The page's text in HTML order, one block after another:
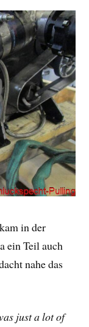
in der
ein Teil auch
nahe das
just a lot of